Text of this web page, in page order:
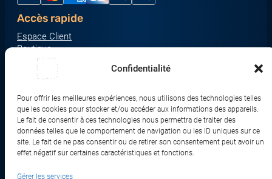
Confidentialité
Pour offrir les meilleures expériences, nous utilisons des technologies telles
que les cookies pour stocker et/ou accéder aux informations des appareils.
Le fait de consentir à ces technologies nous permettra de traiter des
données telles que le comportement de navigation ou les ID uniques sur ce
site. Le fait de ne pas consentir ou de retirer son consentement peut avoir un
effet négatif sur certaines caractéristiques et fonctions.
Gérer les services
Accès rapide
Espace Client
Boutique
À propos
Nous contacter
Écrans & Moniteurs
Serveurs & Stockage
Impression & Consommables
Ordinateurs & Tablettes